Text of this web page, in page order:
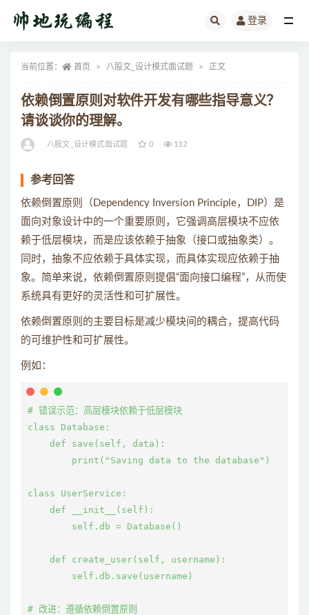
登录
当前位置： 首页 八股文_设计模式面试题 正文
依赖倒置原则对软件开发有哪些指导意义？
请谈谈你的理解。
八股文_设计模式面试题 0 132
参考回答
依赖倒置原则（Dependency Inversion Principle，DIP）是
面向对象设计中的一个重要原则，它强调高层模块不应依
赖于低层模块，而是应该依赖于抽象（接口或抽象类）。
同时，抽象不应依赖于具体实现，而具体实现应依赖于抽
象。简单来说，依赖倒置原则提倡“面向接口编程”，从而使
系统具有更好的灵活性和可扩展性。
依赖倒置原则的主要目标是减少模块间的耦合，提高代码
的可维护性和可扩展性。
例如：
# 错误示范：高层模块依赖于低层模块
class Database:
    def save(self, data):
        print("Saving data to the database")
class UserService:
    def __init__(self):
        self.db = Database()
    def create_user(self, username):
        self.db.save(username)
# 改进：遵循依赖倒置原则